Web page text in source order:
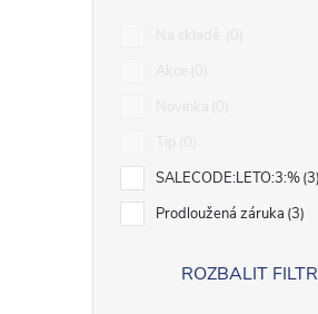
SALECODE:LETO:3:% 3
Prodloužená záruka 3
ROZBALIT FILTR